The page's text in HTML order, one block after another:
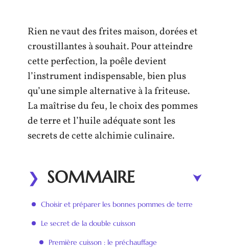
Rien ne vaut des frites maison, dorées et
croustillantes à souhait. Pour atteindre
cette perfection, la poêle devient
l’instrument indispensable, bien plus
qu’une simple alternative à la friteuse.
La maîtrise du feu, le choix des pommes
de terre et l’huile adéquate sont les
secrets de cette alchimie culinaire.
SOMMAIRE
Choisir et préparer les bonnes pommes de terre
Le secret de la double cuisson
Première cuisson : le préchauffage